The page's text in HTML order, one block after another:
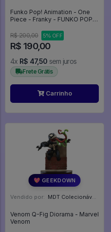
Funko Pop! Animation - One
Piece - Franky - FUNKO POP
R$ 200,00
5% OFF
R$ 190,00
4x R$ 47,50 sem juros
Frete Grátis
Carrinho
💖 GEEKDOWN
Vendido por: MDT Colecionáveis - DF
Venom Q-Fig Diorama - Marvel
Venom